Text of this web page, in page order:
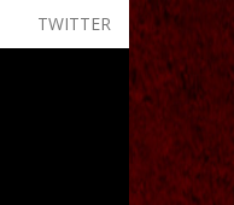
TWITTER